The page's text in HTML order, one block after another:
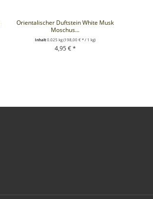
Orientalischer Duftstein White Musk
Moschus...
Inhalt0.025 kg(198,00 € * / 1 kg)
4,95 € *